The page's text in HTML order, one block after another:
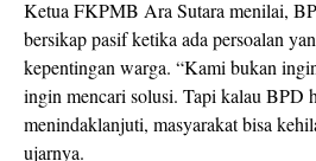
Ketua FKPMB Ara Sutara menilai,
bersikap pasif ketika ada persoalan
kepentingan warga. “Kami bukan
ingin mencari solusi. Tapi kalau BPD
menindaklanjuti, masyarakat bisa
ujarnya.